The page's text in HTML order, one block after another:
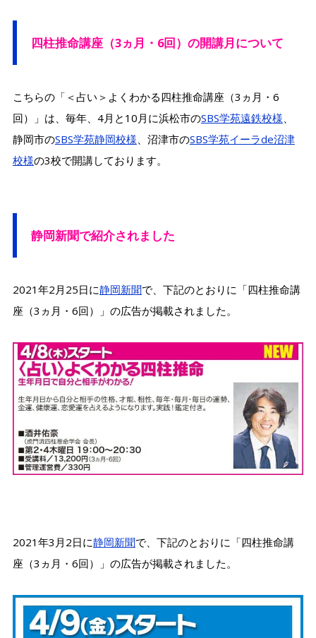
四柱推命講座（3ヵ月・6回）の開講月について
こちらの「＜占い＞よくわかる四柱推命講座（3ヵ月・6
回）」は、毎年、4月と10月に浜松市のSBS学苑遠鉄校様、
静岡市のSBS学苑静岡校様、沼津市のSBS学苑イーラde沼津
校様の3校で開講しております。
静岡新聞で紹介されました
2021年2月25日に静岡新聞で、下記のとおりに「四柱推命講
座（3ヵ月・6回）」の広告が掲載されました。
2021年3月2日に静岡新聞で、下記のとおりに「四柱推命講
座（3ヵ月・6回）」の広告が掲載されました。